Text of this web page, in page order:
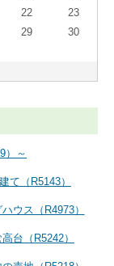
22
23
29
30
）～
て（R5143）
ウス（R4973）
台（R5242）